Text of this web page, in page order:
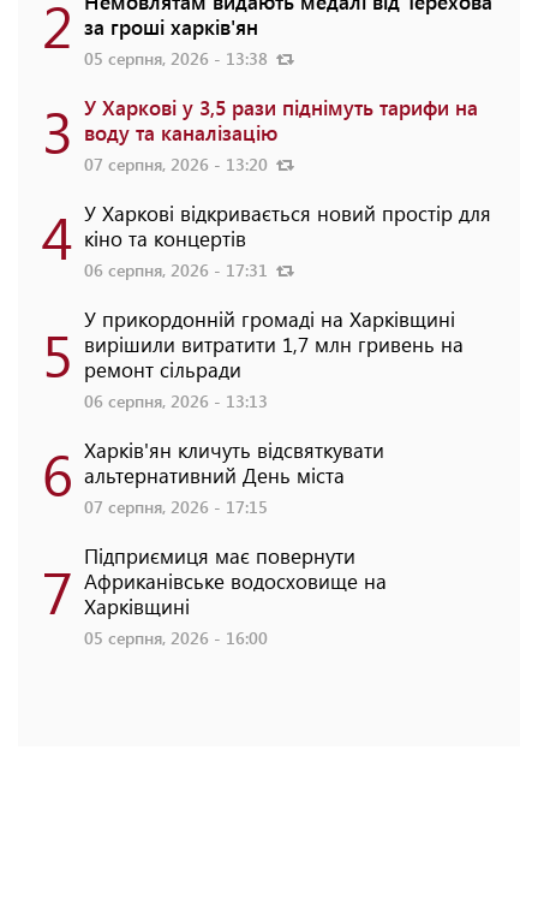
2 за гроші харків'ян
05 серпня, 2026 - 13:38
3 У Харкові у 3,5 рази піднімуть тарифи на
воду та каналізацію
07 серпня, 2026 - 13:20
4 У Харкові відкривається новий простір для
кіно та концертів
06 серпня, 2026 - 17:31
5 У прикордонній громаді на Харківщині
вирішили витратити 1,7 млн гривень на
ремонт сільради
06 серпня, 2026 - 13:13
6 Харків'ян кличуть відсвяткувати
альтернативний День міста
07 серпня, 2026 - 17:15
7 Підприємиця має повернути
Африканівське водосховище на
Харківщині
05 серпня, 2026 - 16:00